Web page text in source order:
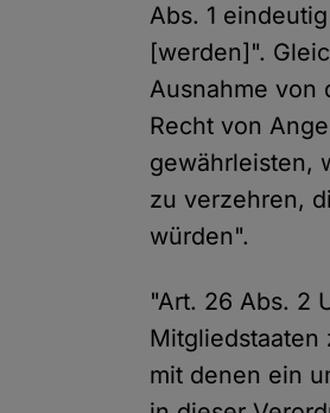
Abs. 1
[werden]".
Ausnahme von
Recht von
gewährleisten,
zu verzehren,
würden".
"Art. 26 Abs. 2
Mitgliedstaaten
mit denen ein